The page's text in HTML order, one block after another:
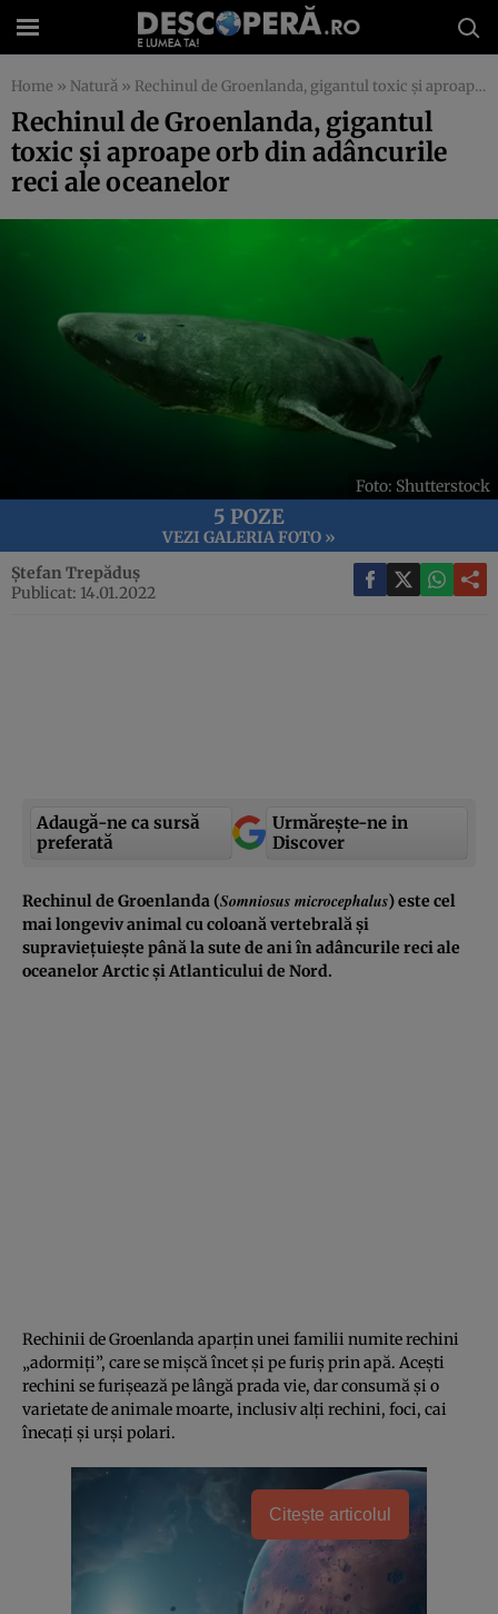
Home » Natură » Rechinul de Groenlanda, gigantul toxic și aproape orb din adâncurile reci ale oceanelor
Rechinul de Groenlanda, gigantul
toxic și aproape orb din adâncurile
reci ale oceanelor
Foto: Shutterstock
5 POZE
VEZI GALERIA FOTO »
Ștefan Trepăduș
Publicat: 14.01.2022
Adaugă-ne ca sursă
preferată
Urmărește-ne in
Discover
Rechinul de Groenlanda (Somniosus microcephalus) este cel
mai longeviv animal cu coloană vertebrală și
supraviețuiește până la sute de ani în adâncurile reci ale
oceanelor Arctic și Atlanticului de Nord.
Rechinii de Groenlanda aparțin unei familii numite rechini
„adormiți”, care se mișcă încet și pe furiș prin apă. Acești
rechini se furișează pe lângă prada vie, dar consumă și o
varietate de animale moarte, inclusiv alți rechini, foci, cai
înecați și urși polari.
Citește articolul